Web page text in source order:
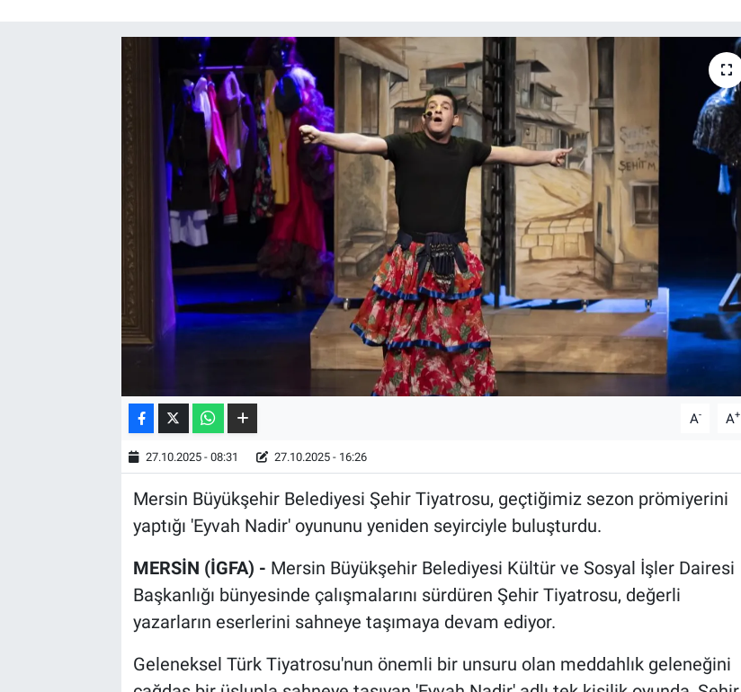
A- A+
27.10.2025 - 08:31 27.10.2025 - 16:26
Mersin Büyükşehir Belediyesi Şehir Tiyatrosu, geçtiğimiz sezon prömiyerini
yaptığı 'Eyvah Nadir' oyununu yeniden seyirciyle buluşturdu.
MERSİN (İGFA) - Mersin Büyükşehir Belediyesi Kültür ve Sosyal İşler Dairesi
Başkanlığı bünyesinde çalışmalarını sürdüren Şehir Tiyatrosu, değerli
yazarların eserlerini sahneye taşımaya devam ediyor.
Geleneksel Türk Tiyatrosu'nun önemli bir unsuru olan meddahlık geleneğini